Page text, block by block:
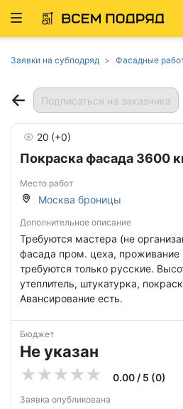
Развернуть
Заявки на субподряд Фасадные
Подписаться на заказчика
Покраска фасада 3600
20 (+0)
Место работ
Москва броницы
Дополнительное описание
Требуются мастера (не
фасада пром. цеха, проживание
требуются только русские.
утеплитель, штукатурка,
Авансирование есть.
Бюджет
Не указан
0.00 / 5 (0)
Заявка опубликована